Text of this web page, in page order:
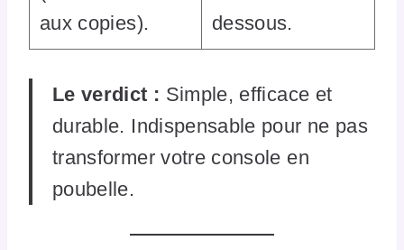
aux copies).
dessous.
Le verdict : Simple, efficace et
durable. Indispensable pour ne pas
transformer votre console en
poubelle.